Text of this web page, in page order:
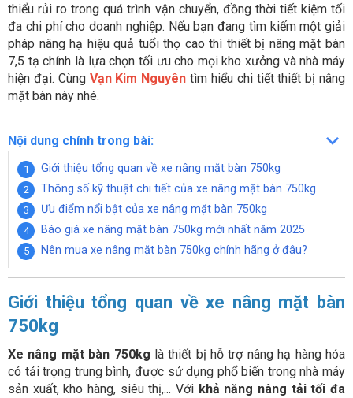
thiểu rủi ro trong quá trình vận chuyển, đồng thời tiết kiệm tối
đa chi phí cho doanh nghiệp. Nếu bạn đang tìm kiếm một giải
pháp nâng hạ hiệu quả tuổi thọ cao thì thiết bị nâng mặt bàn
7,5 tạ chính là lựa chọn tối ưu cho mọi kho xưởng và nhà máy
hiện đại. Cùng Vạn Kim Nguyên tìm hiểu chi tiết thiết bị nâng
mặt bàn này nhé.
Nội dung chính trong bài:
Giới thiệu tổng quan về xe nâng mặt bàn 750kg
Thông số kỹ thuật chi tiết của xe nâng mặt bàn 750kg
Ưu điểm nổi bật của xe nâng mặt bàn 750kg
Báo giá xe nâng mặt bàn 750kg mới nhất năm 2025
Nên mua xe nâng mặt bàn 750kg chính hãng ở đâu?
Giới thiệu tổng quan về xe nâng mặt bàn
750kg
Xe nâng mặt bàn 750kg là thiết bị hỗ trợ nâng hạ hàng hóa
có tải trọng trung bình, được sử dụng phổ biến trong nhà máy
sản xuất, kho hàng, siêu thị,... Với khả năng nâng tải tối đa